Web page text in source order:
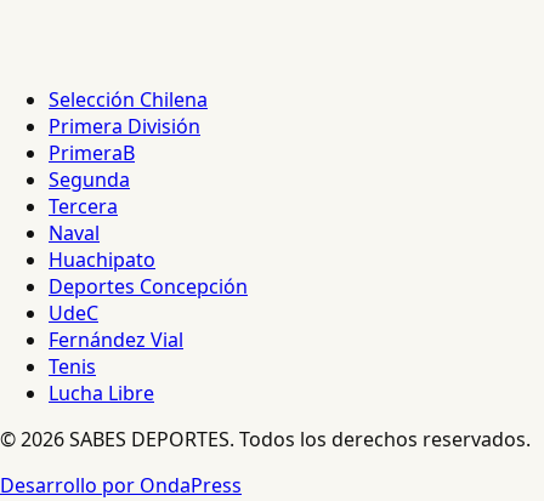
Selección Chilena
Primera División
PrimeraB
Segunda
Tercera
Naval
Huachipato
Deportes Concepción
UdeC
Fernández Vial
Tenis
Lucha Libre
© 2026 SABES DEPORTES. Todos los derechos reservados.
Desarrollo por OndaPress